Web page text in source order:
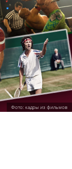
Фото: кадры из фильмов